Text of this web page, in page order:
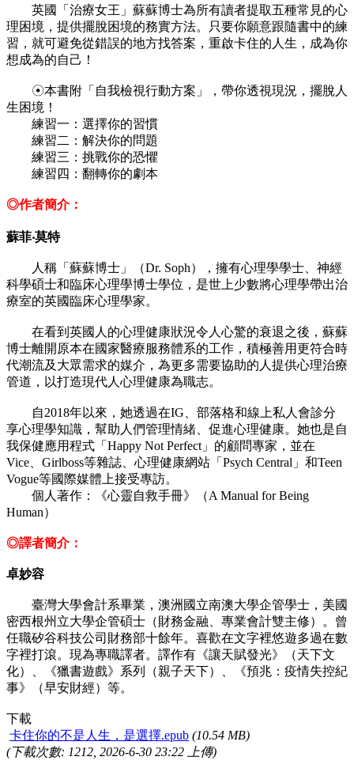
英國「治療女王」蘇蘇博士為所有讀者提取五種常見的心
理困境，提供擺脫困境的務實方法。只要你願意跟隨書中的練
習，就可避免從錯誤的地方找答案，重啟卡住的人生，成為你
想成為的自己！
☉本書附「自我檢視行動方案」，帶你透視現況，擺脫人
生困境！
練習一：選擇你的習慣
練習二：解決你的問題
練習三：挑戰你的恐懼
練習四：翻轉你的劇本
◎作者簡介：
蘇菲‧莫特
人稱「蘇蘇博士」（Dr. Soph），擁有心理學學士、神經
科學碩士和臨床心理學博士學位，是世上少數將心理學帶出治
療室的英國臨床心理學家。
在看到英國人的心理健康狀況令人心驚的衰退之後，蘇蘇
博士離開原本在國家醫療服務體系的工作，積極善用更符合時
代潮流及大眾需求的媒介，為更多需要協助的人提供心理治療
管道，以打造現代人心理健康為職志。
自2018年以來，她透過在IG、部落格和線上私人會診分
享心理學知識，幫助人們管理情緒、促進心理健康。她也是自
我保健應用程式「Happy Not Perfect」的顧問專家，並在
Vice、Girlboss等雜誌、心理健康網站「Psych Central」和Teen
Vogue等國際媒體上接受專訪。
個人著作：《心靈自救手冊》（A Manual for Being
Human）
◎譯者簡介：
卓妙容
臺灣大學會計系畢業，澳洲國立南澳大學企管學士，美國
密西根州立大學企管碩士（財務金融、專業會計雙主修）。曾
任職矽谷科技公司財務部十餘年。喜歡在文字裡悠遊多過在數
字裡打滾。現為專職譯者。譯作有《讓天賦發光》（天下文
化）、《獵書遊戲》系列（親子天下）、《預兆：疫情失控紀
事》（早安財經）等。
下載
卡住你的不是人生，是選擇.epub (10.54 MB)
(下載次數: 1212, 2026-6-30 23:22 上傳)